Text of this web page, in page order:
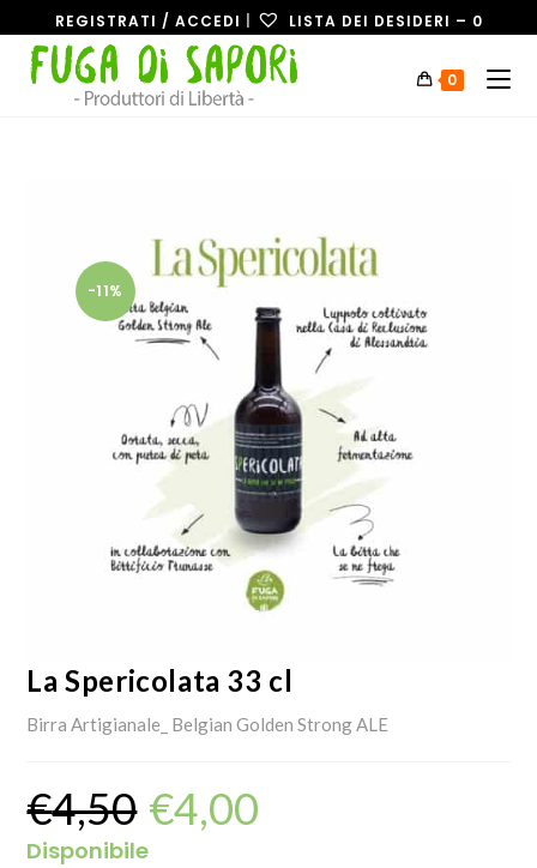
REGISTRATI / ACCEDI LISTA DEI DESIDERI – 0
0
-11%
La Spericolata 33 cl
Birra Artigianale_ Belgian Golden Strong ALE
€4,50 €4,00
Disponibile